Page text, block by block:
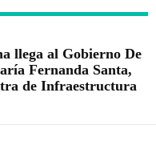
llega al Gobierno De
Fernanda Santa,
de Infraestructura